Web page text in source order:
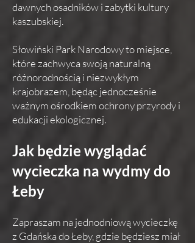
dawnych osadników i zabytki kultury
kaszubskiej.
Słowiński Park Narodowy to miejsce,
które zachwyca swoją naturalną
różnorodnością i niezwykłym
krajobrazem, będąc jednocześnie
ważnym ośrodkiem ochrony przyrody i
edukacji ekologicznej.
Jak będzie wyglądać
wycieczka na wydmy do
Łeby
Zapraszam na jednodniową wycieczkę
z Gdańska do Łeby, gdzie będziesz miał